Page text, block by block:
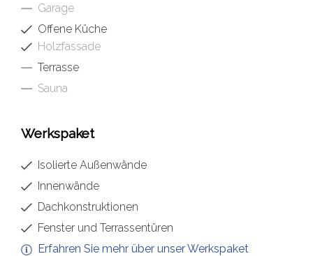
Garage
Offene Küche
Holzfassade
Terrasse
Sauna
Werkspaket
Isolierte Außenwände
Innenwände
Dachkonstruktionen
Fenster und Terrassentüren
Erfahren Sie mehr über unser Werkspaket